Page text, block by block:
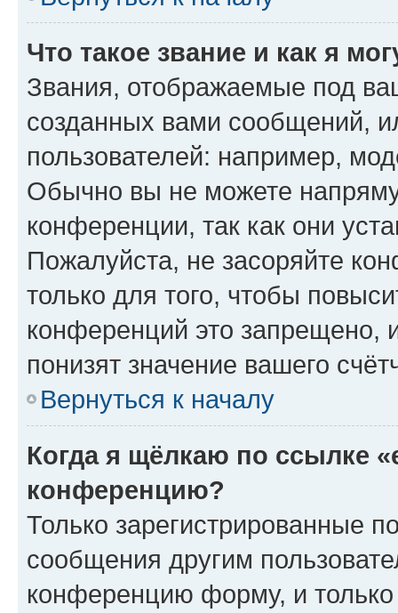
Что такое звание и как я
Звания, отображаемые под
созданных вами сообщений,
пользователей: например,
Обычно вы не можете
конференции, так как они
Пожалуйста, не засоряйте
только для того, чтобы
конференций это запрещено,
понизят значение вашего
Вернуться к началу
Когда я щёлкаю по ссылке
конференцию?
Только зарегистрированные
сообщения другим
конференцию форму, и